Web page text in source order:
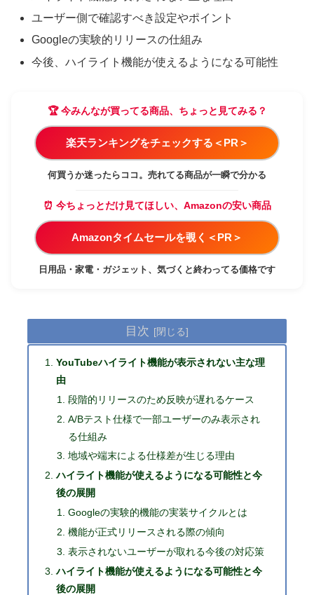
ユーザー側で確認すべき設定やポイント
Googleの実験的リリースの仕組み
今後、ハイライト機能が使えるようになる可能性
🏆 今みんなが買ってる商品、ちょっと見てみる？
楽天ランキングをチェックする＜PR＞
何買うか迷ったらココ。売れてる商品が一瞬で分かる
⏰ 今ちょっとだけ見てほしい、Amazonの安い商品
Amazonタイムセールを覗く＜PR＞
日用品・家電・ガジェット、気づくと終わってる価格です
目次
YouTubeハイライト機能が表示されない主な理
由
段階的リリースのため反映が遅れるケース
A/Bテスト仕様で一部ユーザーのみ表示され
る仕組み
地域や端末による仕様差が生じる理由
ハイライト機能が使えるようになる可能性と今
後の展開
Googleの実験的機能の実装サイクルとは
機能が正式リリースされる際の傾向
表示されないユーザーが取れる今後の対応策
ハイライト機能が使えるようになる可能性と今
後の展開